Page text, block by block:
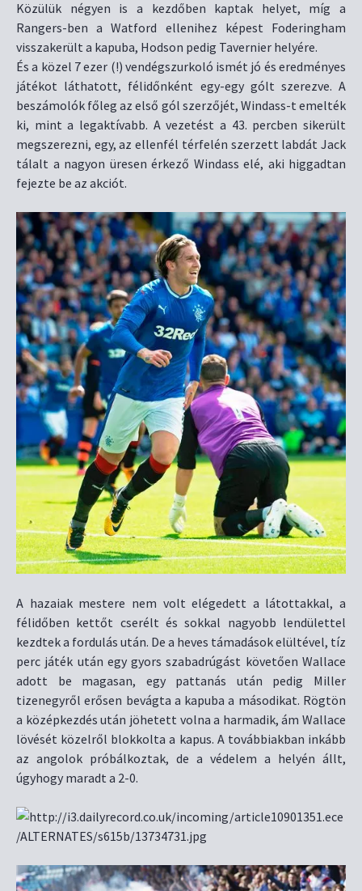
Közülük négyen is a kezdőben kaptak helyet, míg a
Rangers-ben a Watford ellenihez képest Foderingham
visszakerült a kapuba, Hodson pedig Tavernier helyére.
És a közel 7 ezer (!) vendégszurkoló ismét jó és eredményes
játékot láthatott, félidőnként egy-egy gólt szerezve. A
beszámolók főleg az első gól szerzőjét, Windass-t emelték
ki, mint a legaktívabb. A vezetést a 43. percben sikerült
megszerezni, egy, az ellenfél térfelén szerzett labdát Jack
tálalt a nagyon üresen érkező Windass elé, aki higgadtan
fejezte be az akciót.
A hazaiak mestere nem volt elégedett a látottakkal, a
félidőben kettőt cserélt és sokkal nagyobb lendülettel
kezdtek a fordulás után. De a heves támadások elültével, tíz
perc játék után egy gyors szabadrúgást követően Wallace
adott be magasan, egy pattanás után pedig Miller
tizenegyről erősen bevágta a kapuba a másodikat. Rögtön
a középkezdés után jöhetett volna a harmadik, ám Wallace
lövését közelről blokkolta a kapus. A továbbiakban inkább
az angolok próbálkoztak, de a védelem a helyén állt,
úgyhogy maradt a 2-0.